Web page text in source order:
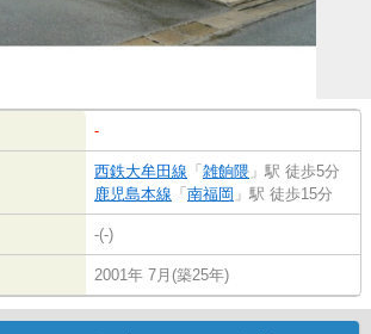
-
西鉄大牟田線 「 雑餉隈 」駅 徒歩5分
鹿児島本線 「 南福岡 」駅 徒歩15分
-(-)
2001年 7月(築25年)